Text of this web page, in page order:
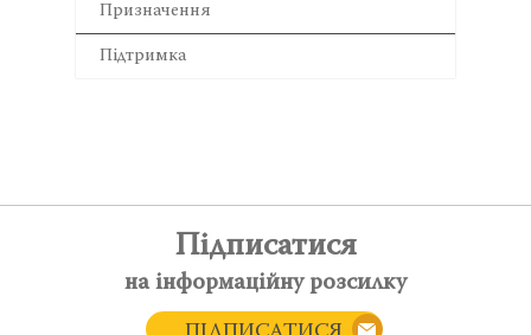
Призначення
Підтримка
Підписатися
на інформаційну розсилку